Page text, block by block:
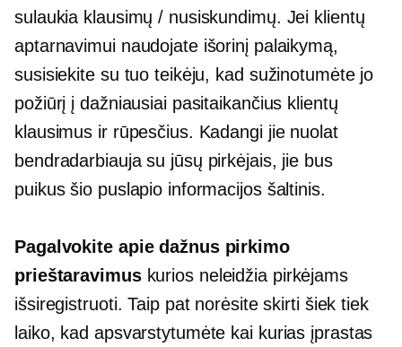
sulaukia klausimų / nusiskundimų. Jei klientų
aptarnavimui naudojate išorinį palaikymą,
susisiekite su tuo teikėju, kad sužinotumėte jo
požiūrį į dažniausiai pasitaikančius klientų
klausimus ir rūpesčius. Kadangi jie nuolat
bendradarbiauja su jūsų pirkėjais, jie bus
puikus šio puslapio informacijos šaltinis.
Pagalvokite apie dažnus pirkimo
prieštaravimuskurios neleidžia pirkėjams
išsiregistruoti. Taip pat norėsite skirti šiek tiek
laiko, kad apsvarstytumėte kai kurias įprastas